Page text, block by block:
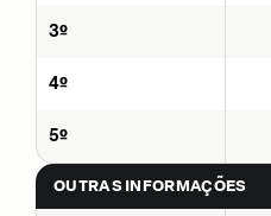
3º
4º
5º
OUTRAS INFORMAÇÕES